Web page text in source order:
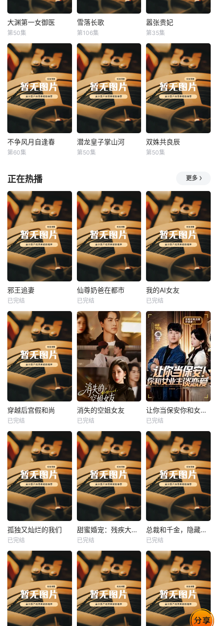
大渊第一女御医
大渊第一女御医
第50集
雪落长歌
雪落长歌
第106集
嚣张贵妃
嚣张贵妃
第35集
不争风月自逢春
不争风月自逢春
第60集
潜龙皇子掌山河
潜龙皇子掌山河
第50集
双姝共良辰
双姝共良辰
第50集
正在热播 更多
热播
邪王追妻
未知
邪王追妻
已完结
热播
未知
仙尊奶爸在都市
已完结
热播
我的AI女友
未知
我的AI女友
已完结
热播
未知
穿越后宫假和尚
已完结
热播
未知
消失的空姐女友
已完结
热播
未知
让你当保安你和女业主谈恋爱
已完结
热播
未知
孤独又灿烂的我们
已完结
热播
未知
甜蜜婚宠：残疾大佬夜夜撩
已完结
热播
未知
总裁和千金，隐藏身份闪婚了
已完结